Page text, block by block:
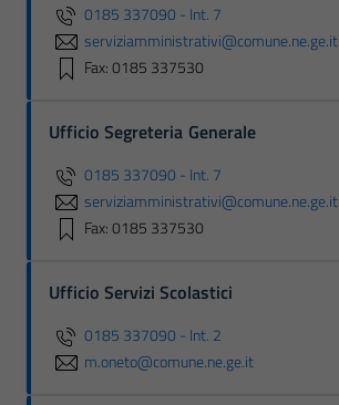
0185 337090 - Int. 7
serviziamministrativi@comune.ne.ge.it
Fax: 0185 337530
Ufficio Segreteria Generale
0185 337090 - Int. 7
serviziamministrativi@comune.ne.ge.it
Fax: 0185 337530
Ufficio Servizi Scolastici
0185 337090 - Int. 2
m.oneto@comune.ne.ge.it